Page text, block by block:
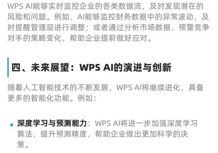
WPS AI能够实时监控企业的各类数据流，及时发现潜在的
风险和问题。例如，AI能够监控财务数据中的异常波动，及
时提醒管理层进行调整；或者通过分析市场数据，预警竞争
对手的策略变化，帮助企业提前做好应对。
四、未来展望：WPS AI的演进与创新
随着人工智能技术的不断发展，WPS AI将继续进化，具备
更多的智能化功能。例如：
深度学习与预测能力：WPS AI将进一步加强深度学习
算法，提升预测精度，帮助企业做出更加科学的决
策。